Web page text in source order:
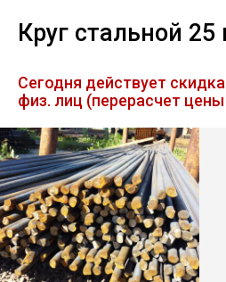
Труба профильная
Труба
Лист
Уголок
Балка
Круг стальной
Сегодня действует
физ. лиц (перерасчет